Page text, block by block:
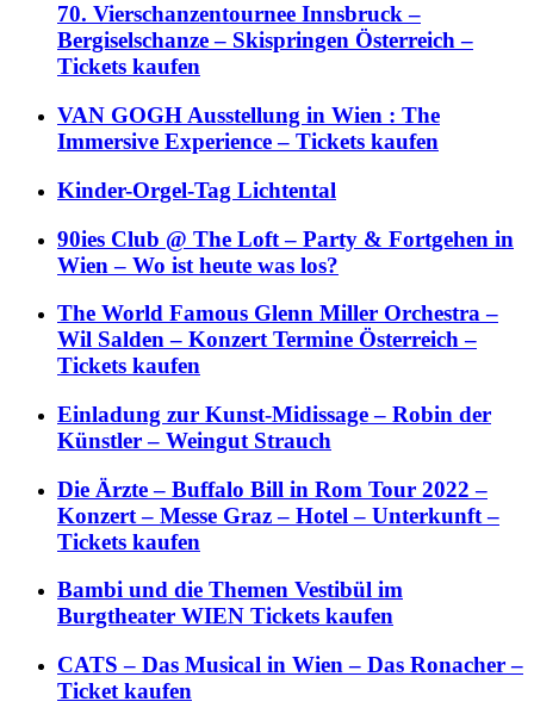
70. Vierschanzentournee Innsbruck –
Bergiselschanze – Skispringen Österreich –
Tickets kaufen
VAN GOGH Ausstellung in Wien : The
Immersive Experience – Tickets kaufen
Kinder-Orgel-Tag Lichtental
90ies Club @ The Loft – Party & Fortgehen in
Wien – Wo ist heute was los?
The World Famous Glenn Miller Orchestra –
Wil Salden – Konzert Termine Österreich –
Tickets kaufen
Einladung zur Kunst-Midissage – Robin der
Künstler – Weingut Strauch
Die Ärzte – Buffalo Bill in Rom Tour 2022 –
Konzert – Messe Graz – Hotel – Unterkunft –
Tickets kaufen
Bambi und die Themen Vestibül im
Burgtheater WIEN Tickets kaufen
CATS – Das Musical in Wien – Das Ronacher –
Ticket kaufen